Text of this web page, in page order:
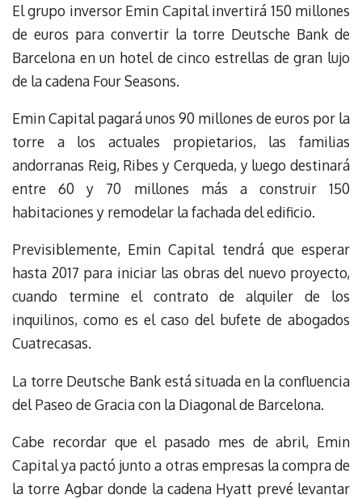
El grupo inversor Emin Capital invertirá 150 millones
de euros para convertir la torre Deutsche Bank de
Barcelona en un hotel de cinco estrellas de gran lujo
de la cadena Four Seasons.
Emin Capital pagará unos 90 millones de euros por la
torre a los actuales propietarios, las familias
andorranas Reig, Ribes y Cerqueda, y luego destinará
entre 60 y 70 millones más a construir 150
habitaciones y remodelar la fachada del edificio.
Previsiblemente, Emin Capital tendrá que esperar
hasta 2017 para iniciar las obras del nuevo proyecto,
cuando termine el contrato de alquiler de los
inquilinos, como es el caso del bufete de abogados
Cuatrecasas.
La torre Deutsche Bank está situada en la confluencia
del Paseo de Gracia con la Diagonal de Barcelona.
Cabe recordar que el pasado mes de abril, Emin
Capital ya pactó junto a otras empresas la compra de
la torre Agbar donde la cadena Hyatt prevé levantar